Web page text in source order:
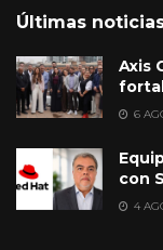
Últimas
Axis
6
con
4